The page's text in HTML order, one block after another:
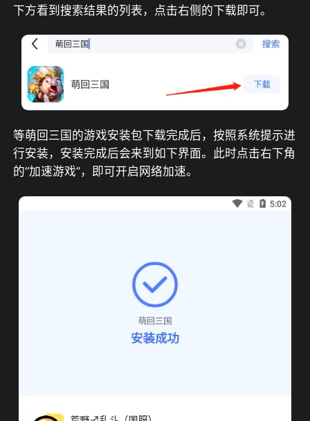
下方看到搜索结果的列表，点击右侧的下载即可。
等萌回三国的游戏安装包下载完成后，按照系统提示进
行安装，安装完成后会来到如下界面。此时点击右下角
的“加速游戏”，即可开启网络加速。